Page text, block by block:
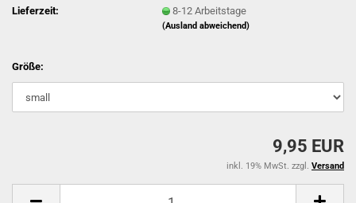
Lieferzeit:
8-12 Arbeitstage
(Ausland abweichend)
Größe:
9,95 EUR
inkl. 19% MwSt. zzgl. Versand